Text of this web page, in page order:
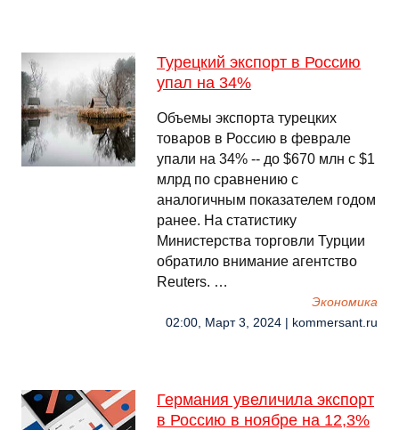
Турецкий экспорт в Россию
упал на 34%
Объемы экспорта турецких
товаров в Россию в феврале
упали на 34% -- до $670 млн с $1
млрд по сравнению с
аналогичным показателем годом
ранее. На статистику
Министерства торговли Турции
обратило внимание агентство
Reuters. …
Экономика
02:00, Март 3, 2024 | kommersant.ru
Германия увеличила экспорт
в Россию в ноябре на 12,3%